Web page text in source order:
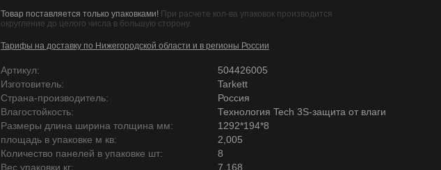
Товар поставляется только упаковками! При расчете кол-ва упаковок производится
округление до целого числа в большую сторону.
Тарифы на доставку по Нижегородской области и в регионы России
Артикул:
504426005
Изготовитель:
Tarkett
Страна-производитель:
Россия
Влагостойкость:
Технология Tech 3S-защита от влаги
Размеры длина ширина толщина мм:
1292*194*8
площадь в упаковке м кв:
2,005
Количество панелей в упаковке шт:
8
Вес упаковки кг:
7,168